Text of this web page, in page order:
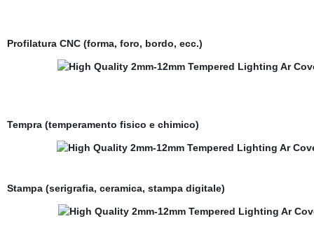
Profilatura CNC (forma, foro, bordo, ecc.)
Tempra (temperamento fisico e chimico)
Stampa (serigrafia, ceramica, stampa digitale)